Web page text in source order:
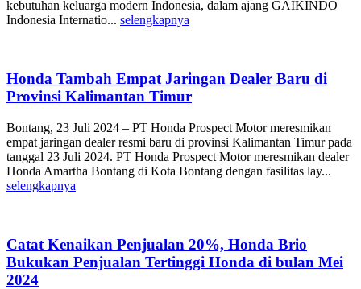
kebutuhan keluarga modern Indonesia, dalam ajang GAIKINDO
Indonesia Internatio... selengkapnya
Honda Tambah Empat Jaringan Dealer Baru di
Provinsi Kalimantan Timur
Bontang, 23 Juli 2024 – PT Honda Prospect Motor meresmikan
empat jaringan dealer resmi baru di provinsi Kalimantan Timur pada
tanggal 23 Juli 2024. PT Honda Prospect Motor meresmikan dealer
Honda Amartha Bontang di Kota Bontang dengan fasilitas lay...
selengkapnya
Catat Kenaikan Penjualan 20%, Honda Brio
Bukukan Penjualan Tertinggi Honda di bulan Mei
2024